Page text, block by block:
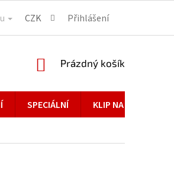
CZK Přihlášení
NÁKUPNÍ
Prázdný košík
SPECIÁLNÍ KLIP NA BRÝLE